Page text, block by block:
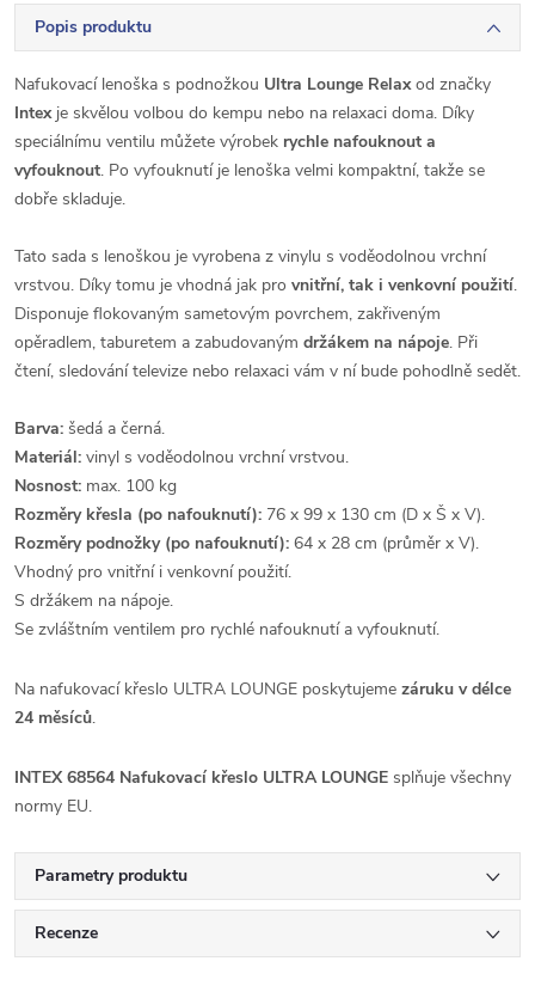
Popis produktu
Nafukovací lenoška s podnožkou Ultra Lounge Relaxod značky
Intexje skvělou volbou do kempu nebo na relaxaci doma. Díky
speciálnímu ventilu můžete výrobek rychle nafouknout a
vyfouknout. Po vyfouknutí je lenoška velmi kompaktní, takže se
dobře skladuje.
Tato sada s lenoškou je vyrobena z vinylu s voděodolnou vrchní
vrstvou. Díky tomu je vhodná jak pro vnitřní, tak i venkovní použití.
Disponuje flokovaným sametovým povrchem, zakřiveným
opěradlem, taburetem a zabudovaným držákem na nápoje. Při
čtení, sledování televize nebo relaxaci vám v ní bude pohodlně sedět.
Barva: šedá a černá.
Materiál: vinyl s voděodolnou vrchní vrstvou.
Nosnost: max. 100 kg
Rozměry křesla (po nafouknutí): 76 x 99 x 130 cm (D x Š x V).
Rozměry podnožky (po nafouknutí): 64 x 28 cm (průměr x V).
Vhodný pro vnitřní i venkovní použití.
S držákem na nápoje.
Se zvláštním ventilem pro rychlé nafouknutí a vyfouknutí.
Na nafukovací křeslo ULTRA LOUNGE poskytujeme záruku v délce
24 měsíců.
INTEX 68564 Nafukovací křeslo ULTRA LOUNGE splňuje všechny
normy EU.
Parametry produktu
Recenze